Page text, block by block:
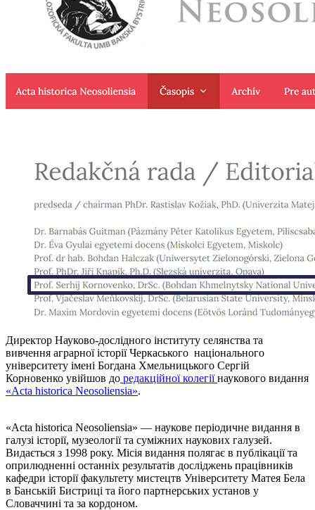
Директор Науково-дослідного інституту селянства та
вивчення аграрної історії Черкаського національного
університету імені Богдана Хмельницького Сергій
Корновенко увійшов до редакційної колегіїнаукового видання
«Acta historica Neosoliensia».
«Acta historica Neosoliensia» — наукове періодичне видання в
галузі історії, музеології та суміжних наукових галузей.
Видається з 1998 року. Місія видання полягає в публікації та
оприлюдненні останніх результатів досліджень працівників
кафедри історії факультету мистецтв Університету Матея Бела
в Банській Бистриці та його партнерських установ у
Словаччині та за кордоном.